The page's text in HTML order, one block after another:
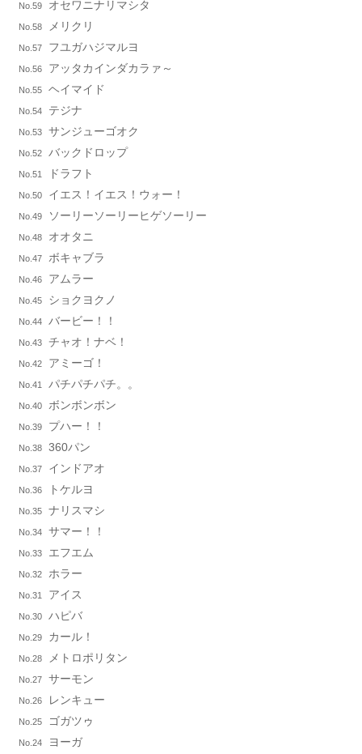
No.59 オセワニナリマシタ
No.58 メリクリ
No.57 フユガハジマルヨ
No.56 アッタカインダカラァ～
No.55 ヘイマイド
No.54 テジナ
No.53 サンジューゴオク
No.52 バックドロップ
No.51 ドラフト
No.50 イエス！イエス！ウォー！
No.49 ソーリーソーリーヒゲソーリー
No.48 オオタニ
No.47 ボキャブラ
No.46 アムラー
No.45 ショクヨクノ
No.44 バービー！！
No.43 チャオ！ナベ！
No.42 アミーゴ！
No.41 パチパチパチ。。
No.40 ボンボンボン
No.39 プハー！！
No.38 360パン
No.37 インドアオ
No.36 トケルヨ
No.35 ナリスマシ
No.34 サマー！！
No.33 エフエム
No.32 ホラー
No.31 アイス
No.30 ハピバ
No.29 カール！
No.28 メトロポリタン
No.27 サーモン
No.26 レンキュー
No.25 ゴガツゥ
No.24 ヨーガ